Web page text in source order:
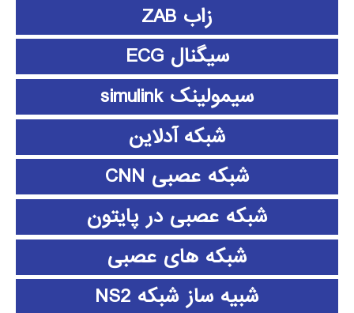
زاب ZAB
سیگنال ECG
سیمولینک simulink
شبکه آدلاین
شبکه عصبی CNN
شبکه عصبی در پایتون
شبکه های عصبی
شبیه ساز شبکه NS2